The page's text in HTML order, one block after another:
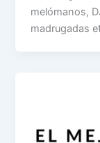
melómanos,
madrugadas